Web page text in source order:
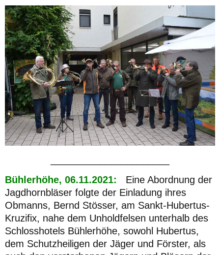
Bühlerhöhe, 06.11.2021: Eine Abordnung der
Jagdhornbläser folgte der Einladung ihres
Obmanns, Bernd Stösser, am Sankt-Hubertus-
Kruzifix, nahe dem Unholdfelsen unterhalb des
Schlosshotels Bühlerhöhe, sowohl Hubertus,
dem Schutzheiligen der Jäger und Förster, als